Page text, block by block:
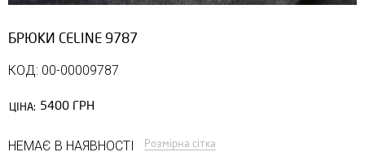
БРЮКИ СELINE 9787
КОД: 00-00009787
ЦІНА: 5400 ГРН
НЕМАЄ В НАЯВНОСТІ Розмірна сітка